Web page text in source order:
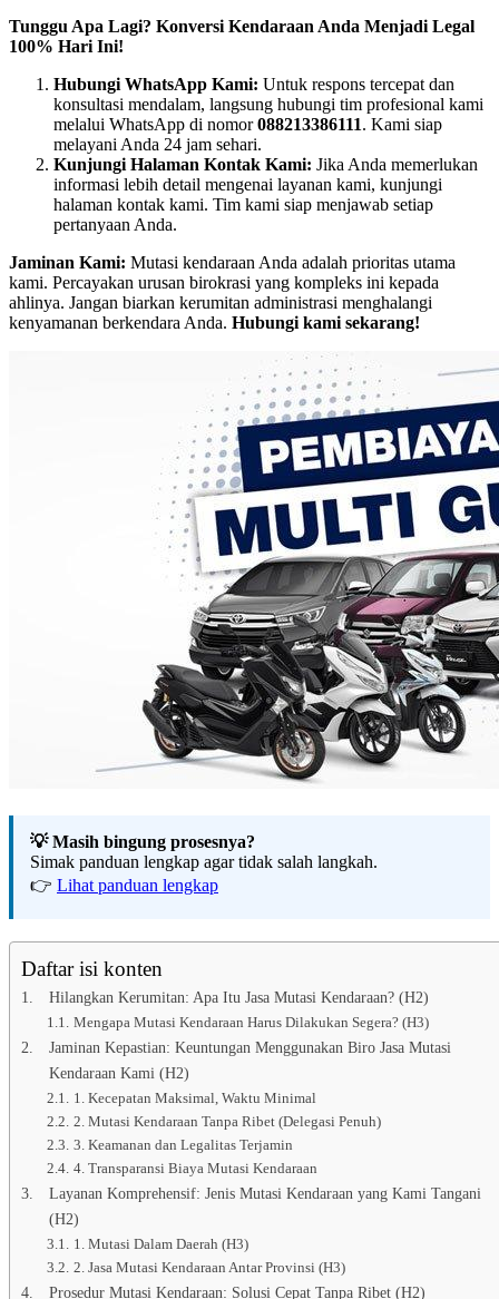
Tunggu Apa Lagi? Konversi Kendaraan Anda Menjadi Legal
100% Hari Ini!
Hubungi WhatsApp Kami: Untuk respons tercepat dan
konsultasi mendalam, langsung hubungi tim profesional kami
melalui WhatsApp di nomor088213386111. Kami siap
melayani Anda 24 jam sehari.
Kunjungi Halaman Kontak Kami: Jika Anda memerlukan
informasi lebih detail mengenai layanan kami, kunjungi
halaman kontak kami. Tim kami siap menjawab setiap
pertanyaan Anda.
Jaminan Kami: Mutasi kendaraan Anda adalah prioritas utama
kami. Percayakan urusan birokrasi yang kompleks ini kepada
ahlinya. Jangan biarkan kerumitan administrasi menghalangi
kenyamanan berkendara Anda. Hubungi kami sekarang!
💡 Masih bingung prosesnya?
Simak panduan lengkap agar tidak salah langkah.
👉 Lihat panduan lengkap
Daftar isi konten
Hilangkan Kerumitan: Apa Itu Jasa Mutasi Kendaraan? (H2)
Mengapa Mutasi Kendaraan Harus Dilakukan Segera? (H3)
Jaminan Kepastian: Keuntungan Menggunakan Biro Jasa Mutasi
Kendaraan Kami (H2)
1. Kecepatan Maksimal, Waktu Minimal
2. Mutasi Kendaraan Tanpa Ribet (Delegasi Penuh)
3. Keamanan dan Legalitas Terjamin
4. Transparansi Biaya Mutasi Kendaraan
Layanan Komprehensif: Jenis Mutasi Kendaraan yang Kami Tangani
(H2)
1. Mutasi Dalam Daerah (H3)
2. Jasa Mutasi Kendaraan Antar Provinsi (H3)
Prosedur Mutasi Kendaraan: Solusi Cepat Tanpa Ribet (H2)